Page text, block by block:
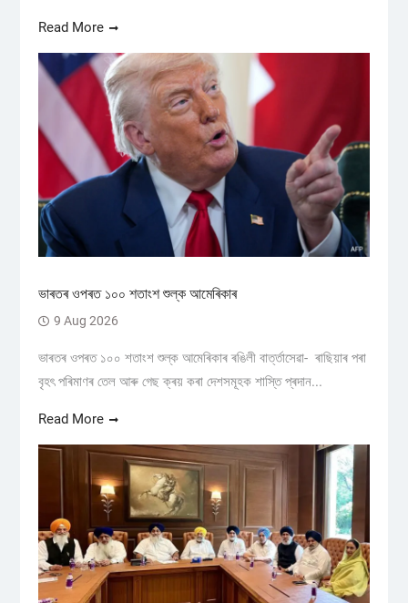
Read More
ভাৰতৰ ওপৰত ১০০ শতাংশ শুল্ক আমেৰিকাৰ
9 Aug 2026
ভাৰতৰ ওপৰত ১০০ শতাংশ শুল্ক আমেৰিকাৰ ৰঙিলী বাৰ্ত্তাসেৱা- ৰাছিয়াৰ পৰা
বৃহৎ পৰিমাণৰ তেল আৰু গেছ ক্ৰয় কৰা দেশসমূহক শাস্তি প্ৰদান...
Read More